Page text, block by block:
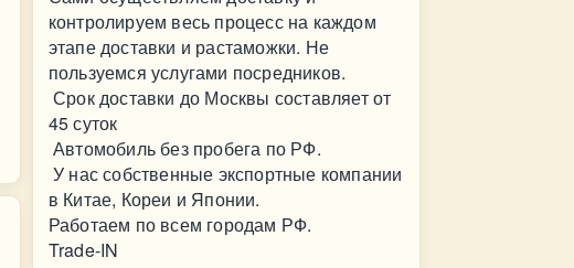
контролируем весь процесс на каждом
этапе доставки и растаможки. Не
пользуемся услугами посредников.
Срок доставки до Москвы составляет от
45 суток
Автомобиль без пробега по РФ.
У нас собственные экспортные компании
в Китае, Кореи и Японии.
Работаем по всем городам РФ.
Trade-IN